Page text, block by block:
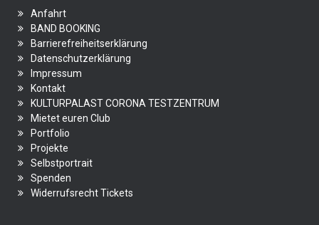
Anfahrt
BAND BOOKING
Barrierefreiheitserklärung
Datenschutzerklärung
Impressum
Kontakt
KULTURPALAST CORONA TESTZENTRUM
Mietet euren Club
Portfolio
Projekte
Selbstportrait
Spenden
Widerrufsrecht Tickets